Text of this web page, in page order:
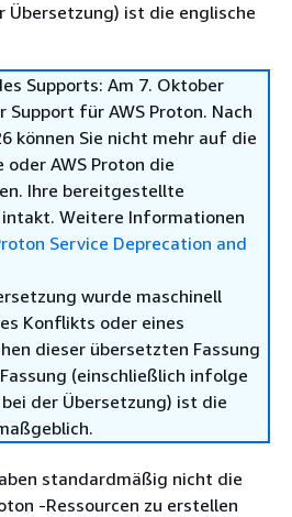
Übersetzung) ist die englische
Supports: Am 7. Oktober
Support für AWS Proton. Nach
können Sie nicht mehr auf die
oder AWS Proton die
Ihre bereitgestellte
Weitere Informationen
Service Deprecation and
wurde maschinell
Konflikts oder eines
dieser übersetzten Fassung
(einschließlich infolge
der Übersetzung) ist die
standardmäßig nicht die
-Ressourcen zu erstellen